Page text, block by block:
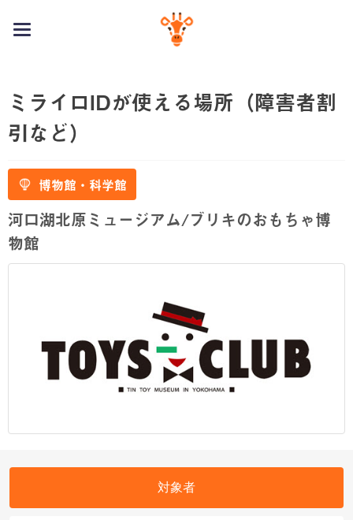
toggle
ミライロIDが使える場所（障害者割
引など）
博物館・科学館
河口湖北原ミュージアム/ブリキのおもちゃ博
物館
対象者